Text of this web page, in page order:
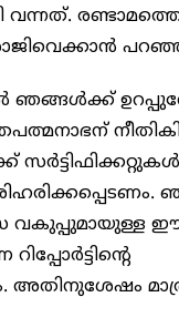
ഞങ്ങൾക്ക്
സർട്ടിഫിക്കറ്റുകൾ
വകുപ്പുമായുള്ള
അതിനുശേഷം